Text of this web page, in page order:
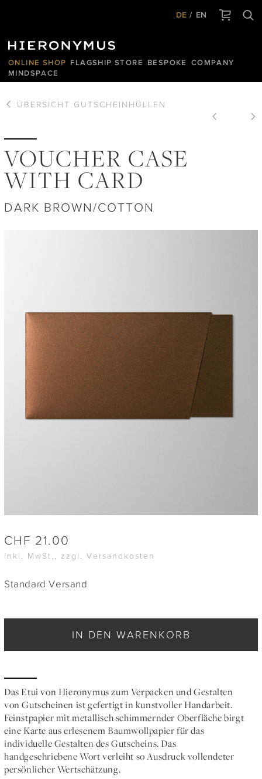
DE EN
ONLINE SHOP FLAGSHIP STORE BESPOKE
COMPANY
MINDSPACE
ÜBERSICHT GUTSCHEINHÜLLEN
VOUCHER CASE
WITH CARD
DARK BROWN/COTTON
CHF 21.00
inkl. MwSt., zzgl. Versandkosten
Standard Versand
IN DEN WARENKORB
Das Etui von Hieronymus zum Verpacken und Gestalten
von Gutscheinen ist gefertigt in kunstvoller Handarbeit.
Feinstpapier mit metallisch schimmernder Oberfläche birgt
eine Karte aus erlesenem Baumwollpapier für das
individuelle Gestalten des Gutscheins. Das
handgeschriebene Wort verleiht so Ausdruck vollendeter
persönlicher Wertschätzung.